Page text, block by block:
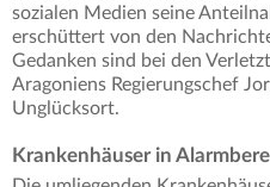
sozialen Medien seine
erschüttert von den
Gedanken sind bei den
Aragoniens Regierungschef
Unglücksort.
Krankenhäuser in